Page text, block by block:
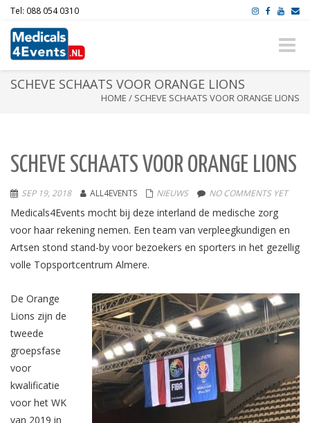
Tel: 088 054 0310
Toggle
SCHEVE SCHAATS VOOR ORANGE LIONS
HOME / SCHEVE SCHAATS VOOR ORANGE LIONS
SCHEVE SCHAATS VOOR ORANGE LIONS
SEP 19, 2018 ALL4EVENTS NIEUWS NO COMMENTS YET
Medicals4Events mocht bij deze interland de medische zorg
voor haar rekening nemen. Een team van verpleegkundigen en
Artsen stond stand-by voor bezoekers en sporters in het gezellig
volle Topsportcentrum Almere.
De Orange
Lions zijn de
tweede
groepsfase
voor
kwalificatie
voor het WK
van 2019 in